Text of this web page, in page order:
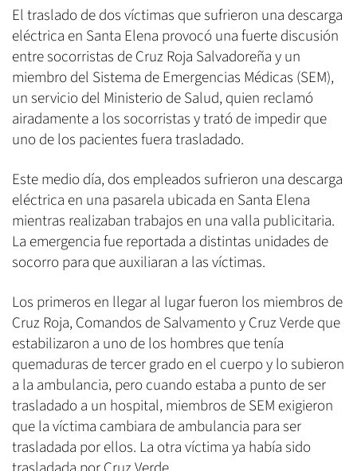
El traslado de dos víctimas que sufrieron una descarga
eléctrica en Santa Elena provocó una fuerte discusión
entre socorristas de Cruz Roja Salvadoreña y un
miembro del Sistema de Emergencias Médicas (SEM),
un servicio del Ministerio de Salud, quien reclamó
airadamente a los socorristas y trató de impedir que
uno de los pacientes fuera trasladado.
Este medio día, dos empleados sufrieron una descarga
eléctrica en una pasarela ubicada en Santa Elena
mientras realizaban trabajos en una valla publicitaria.
La emergencia fue reportada a distintas unidades de
socorro para que auxiliaran a las víctimas.
Los primeros en llegar al lugar fueron los miembros de
Cruz Roja, Comandos de Salvamento y Cruz Verde que
estabilizaron a uno de los hombres que tenía
quemaduras de tercer grado en el cuerpo y lo subieron
a la ambulancia, pero cuando estaba a punto de ser
trasladado a un hospital, miembros de SEM exigieron
que la víctima cambiara de ambulancia para ser
trasladada por ellos. La otra víctima ya había sido